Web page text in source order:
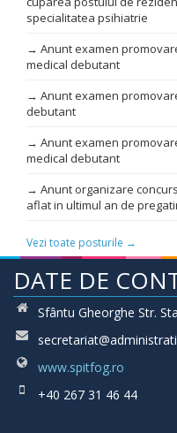
specialitatea psihiatrie
→ Anunt examen
medical debutant
→ Anunt examen
debutant
→ Anunt examen
medical debutant
→ Anunt organizare
aflat in ultimul an de
Vezi toate posturile →
DATE DE
Sfântu Gheorghe Str.
www.spitfog.ro
+40 267 31 46 44